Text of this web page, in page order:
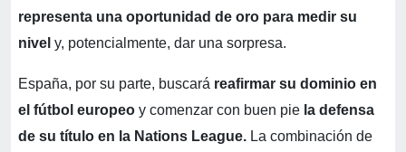
representa una oportunidad de oro para medir su
nivel y, potencialmente, dar una sorpresa.
España, por su parte, buscará reafirmar su dominio en
el fútbol europeo y comenzar con buen pie la defensa
de su título en la Nations League. La combinación de